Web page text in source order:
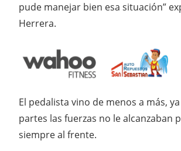
pude manejar bien esa situación”
Herrera.
El pedalista vino de menos a más,
partes las fuerzas no le alcanzaban
siempre al frente.